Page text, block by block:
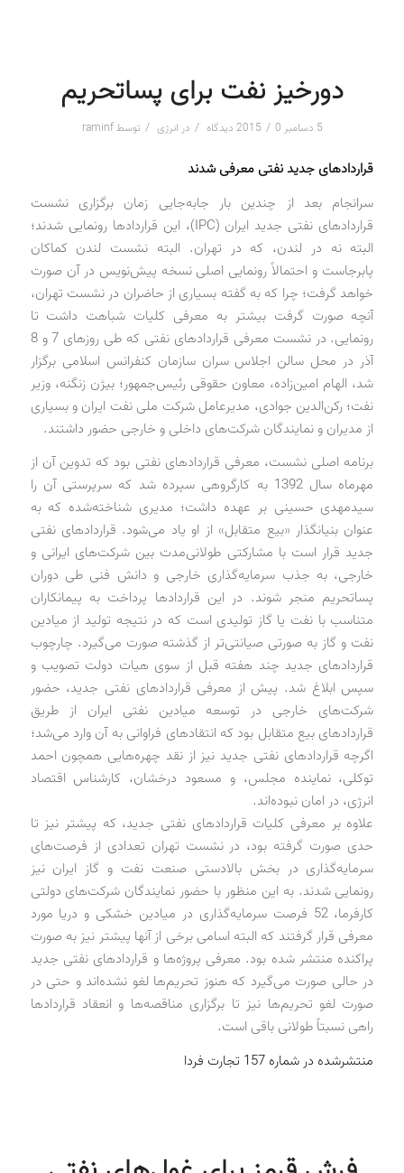
دورخیز نفت برای پساتحریم
5 دسامبر 2015 / 0 دیدگاه / در انرژی / توسطraminf
قراردادهای جدید نفتی معرفی شدند
سرانجام بعد از چندین بار جابه‌جایی زمان برگزاری نشست
قراردادهای نفتی جدید ایران (IPC)، این قراردادها رونمایی شدند؛
البته نه در لندن، که در تهران. البته نشست لندن کماکان
پابرجاست و احتمالاً رونمایی اصلی نسخه پیش‌نویس در آن صورت
خواهد گرفت؛ چرا که به گفته بسیاری از حاضران در نشست تهران،
آنچه صورت گرفت بیشتر به معرفی کلیات شباهت داشت تا
رونمایی. در نشست معرفی قراردادهای نفتی که طی روزهای 7 و 8
آذر در محل سالن اجلاس سران سازمان کنفرانس اسلامی برگزار
شد، الهام امین‌زاده، معاون حقوقی رئیس‌جمهور؛ بیژن زنگنه، وزیر
نفت؛ رکن‌الدین جوادی، مدیرعامل شرکت ملی نفت ایران و بسیاری
از مدیران و نمایندگان شرکت‌های داخلی و خارجی حضور داشتند.
برنامه اصلی نشست، معرفی قراردادهای نفتی بود که تدوین آن از
مهرماه سال 1392 به کارگروهی سپرده شد که سرپرستی آن را
سید‌مهدی حسینی بر عهده داشت؛ مدیری شناخته‌شده که به
عنوان بنیانگذار «بیع متقابل» از او یاد می‌شود. قراردادهای نفتی
جدید قرار است با مشارکتی طولانی‌مدت بین شرکت‌های ایرانی و
خارجی، به جذب سرمایه‌گذاری خارجی و دانش فنی طی دوران
پساتحریم منجر شوند. در این قراردادها پرداخت به پیمانکاران
متناسب با نفت یا گاز تولیدی است که در نتیجه تولید از میادین
نفت و گاز به صورتی صیانتی‌تر از گذشته صورت می‌گیرد. چارچوب
قراردادهای جدید چند هفته قبل از سوی هیات دولت تصویب و
سپس ابلاغ شد. پیش از معرفی قراردادهای نفتی جدید، حضور
شرکت‌های خارجی در توسعه میادین نفتی ایران از طریق
قراردادهای بیع متقابل بود که انتقادهای فراوانی به آن وارد می‌شد؛
اگرچه قراردادهای نفتی جدید نیز از نقد چهره‌هایی همچون احمد
توکلی، نماینده مجلس، و مسعود درخشان، کارشناس اقتصاد
انرژی، در امان نبوده‌اند.
علاوه بر معرفی کلیات قراردادهای نفتی جدید، که پیشتر نیز تا
حدی صورت گرفته بود، در نشست تهران تعدادی از فرصت‌های
سرمایه‌گذاری در بخش بالادستی صنعت نفت و گاز ایران نیز
رونمایی شدند. به این منظور با حضور نمایندگان شرکت‌های دولتی
کارفرما، 52 فرصت سرمایه‌گذاری در میادین خشکی و دریا مورد
معرفی قرار گرفتند که البته اسامی برخی از آنها پیشتر نیز به صورت
پراکنده منتشر شده بود. معرفی پروژه‌ها و قراردادهای نفتی جدید
در حالی صورت می‌گیرد که هنوز تحریم‌ها لغو نشده‌اند و حتی در
صورت لغو تحریم‌ها نیز تا برگزاری مناقصه‌ها و انعقاد قراردادها
راهی نسبتاً طولانی باقی است.
منتشرشده در شماره 157 تجارت فردا